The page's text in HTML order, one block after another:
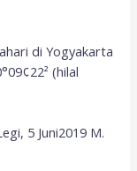
di Yogyakarta
(hilal
5 Juni2019 M.